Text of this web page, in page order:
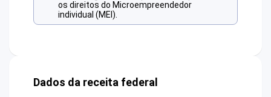
os direitos do Microempreendedor
individual (MEI).
Dados da receita federal